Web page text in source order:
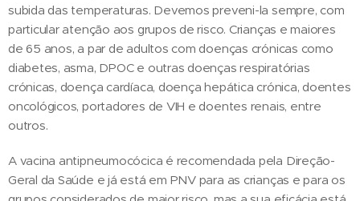
subida das temperaturas. Devemos preveni-la sempre, com
particular atenção aos grupos de risco. Crianças e maiores
de 65 anos, a par de adultos com doenças crónicas como
diabetes, asma, DPOC e outras doenças respiratórias
crónicas, doença cardíaca, doença hepática crónica, doentes
oncológicos, portadores de VIH e doentes renais, entre
outros.
A vacina antipneumocócica é recomendada pela Direção-
Geral da Saúde e já está em PNV para as crianças e para os